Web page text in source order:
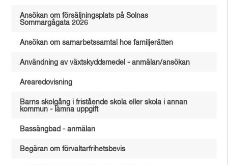
Ansökan om försäljningsplats på Solnas
Sommargågata 2026
Ansökan om samarbetssamtal hos familjerätten
Användning av växtskyddsmedel - anmälan/ansökan
Arearedovisning
Barns skolgång i fristående skola eller skola i annan
kommun - lämna uppgift
Bassängbad - anmälan
Begäran om förvaltarfrihetsbevis